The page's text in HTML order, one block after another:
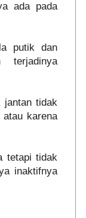
ada pada
putik dan
terjadinya
jantan tidak
karena
tetapi tidak
inaktifnya